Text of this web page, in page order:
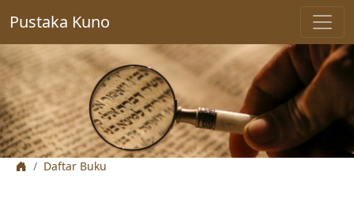
Pustaka Kuno
Daftar Buku